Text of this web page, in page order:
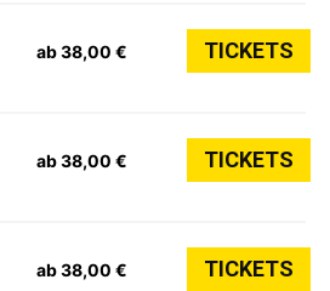
ab 38,00 € TICKETS
ab 38,00 € TICKETS
ab 38,00 € TICKETS